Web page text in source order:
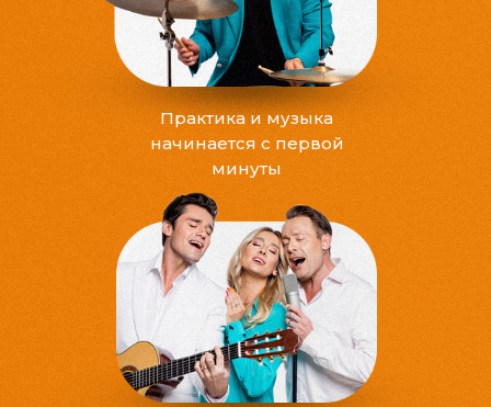
Практика и музыка
начинается с первой
минуты